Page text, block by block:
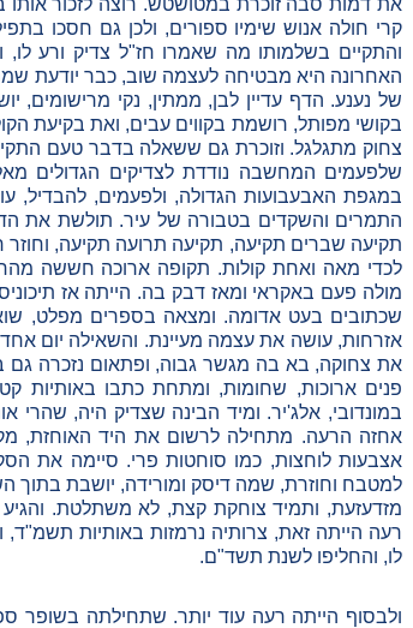
קרי חולה אנוש שימיו ספורים, ולכן גם חסכו
והתקיים בשלמותו מה שאמרו חז"ל צדיק ורע
האחרונה היא מבטיחה לעצמה שוב, כבר יודעת
של נענע. הדף עדיין לבן, ממתין, נקי מרישומים,
בקושי מפותל, רושמת בקווים עבים, ואת בקיעת
צחוק מתגלגל. וזוכרת גם ששאלה בדבר טעם
שלפעמים המחשבה נודדת לצדיקים הגדולים
במגפת האבעבועות הגדולה, ולפעמים, להבדיל,
התמרים והשקדים בטבורה של עיר. תולשת את
תקיעה שברים תקיעה, תקיעה תרועה תקיעה, וחוזר
לכדי מאה ואחת קולות. תקופה ארוכה חששה
מולה פעם באקראי ומאז דבק בה. הייתה אז
שכתובים בעט אדומה. ומצאה בספרים מפלט,
אזרחות, עושה את עצמה מעיינת. והשאילה יום
את צחוקה, בא בה מגשר גבוה, ופתאום נזכרה
במונדובי, אלג'יר. ומיד הבינה שצדיק היה,
אחזה הרעה. מתחילה לרשום את היד האוחזת,
אצבעות לוחצות, כמו סוחטות פרי. סיימה את
למטבח וחוזרת, שמה דיסק ומורידה, יושבת
מזדעזעת, ותמיד צוחקת קצת, לא משתלטת.
רעה הייתה זאת, צרותיה נרמזות באותיות
לו, והחליפו לשנת תשד"ם.
ולבסוף הייתה רעה עוד יותר. שתחילתה